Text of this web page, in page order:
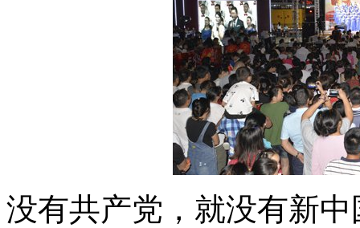
没有共产党，就没有新